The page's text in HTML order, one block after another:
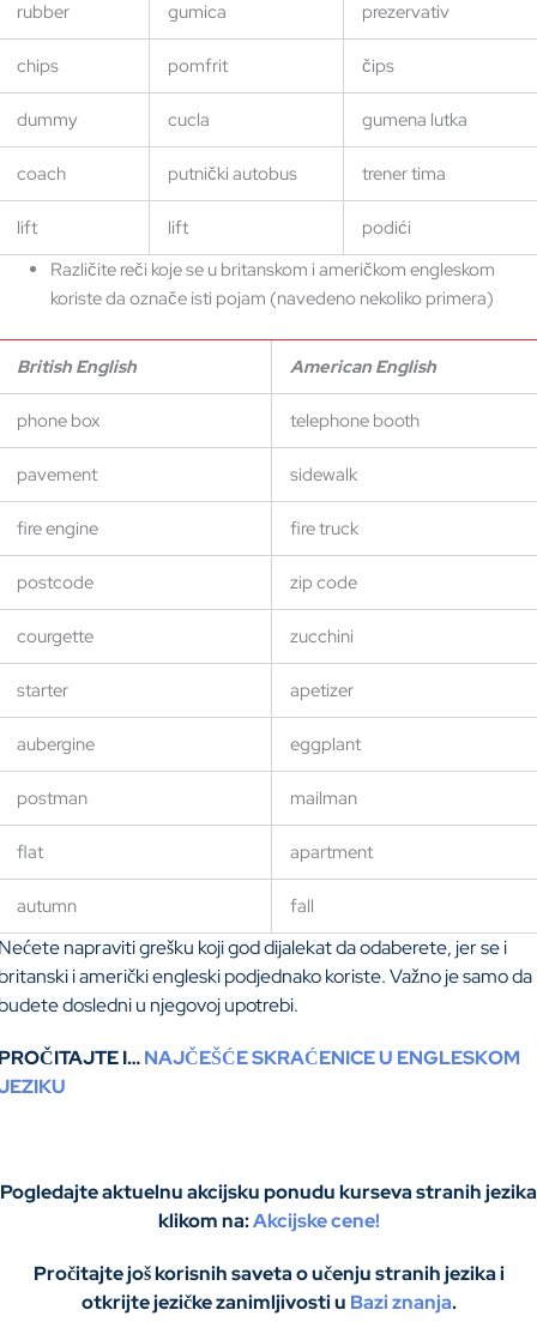
rubber gumica prezervativ
chips pomfrit čips
dummy cucla gumena lutka
coach putnički autobus trener tima
lift lift
podići
Različite reči koje se u britanskom i američkom engleskom
koriste da označe isti pojam (navedeno nekoliko primera)
British English American English
phone box telephone booth
pavement sidewalk
fire engine fire truck
postcode zip code
courgette zucchini
starter apetizer
aubergine eggplant
postman mailman
flat apartment
autumn fall
napraviti grešku koji god dijalekat da odaberete, jer se i
i američki engleski podjednako koriste. Važno je samo da
dosledni u njegovoj upotrebi.
I…NAJČEŠĆE SKRAĆENICE U ENGLESKOM
Pogledajte aktuelnu akcijsku ponudu kurseva stranih jezika
klikom na:Akcijske cene!
Pročitajte još korisnih saveta o učenju stranih jezika i
otkrijte jezičke zanimljivosti u Bazi znanja.